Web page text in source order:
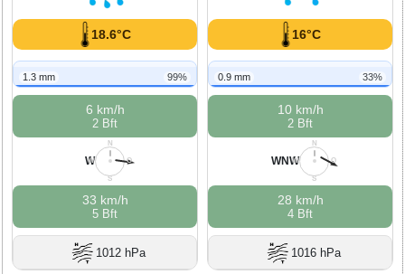
18.6°C
1.3 mm 99%
6 km/h
2 Bft
N
O
S
W
W
33 km/h
5 Bft
1012 hPa
16°C
0.9 mm 33%
10 km/h
2 Bft
N
O
S
W
WNW
28 km/h
4 Bft
1016 hPa